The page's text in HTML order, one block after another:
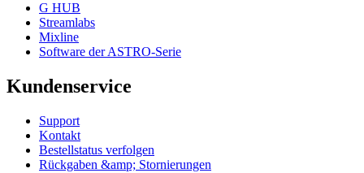
G HUB
Streamlabs
Mixline
Software der ASTRO-Serie
Kundenservice
Support
Kontakt
Bestellstatus verfolgen
Rückgaben &amp; Stornierungen